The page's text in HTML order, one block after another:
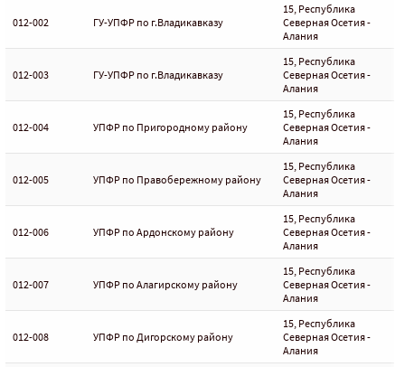
012-002 ГУ-УПФР по г.Владикавказу
15, Республика
Северная Осетия -
Алания
012-003 ГУ-УПФР по г.Владикавказу
15, Республика
Северная Осетия -
Алания
012-004 УПФР по Пригородному району
15, Республика
Северная Осетия -
Алания
012-005 УПФР по Правобережному району
15, Республика
Северная Осетия -
Алания
012-006 УПФР по Ардонскому району
15, Республика
Северная Осетия -
Алания
012-007 УПФР по Алагирскому району
15, Республика
Северная Осетия -
Алания
012-008 УПФР по Дигорскому району
15, Республика
Северная Осетия -
Алания